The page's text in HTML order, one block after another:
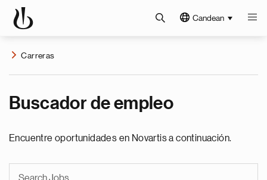
Candean
Carreras
Buscador de empleo
Encuentre oportunidades en Novartis a continuación.